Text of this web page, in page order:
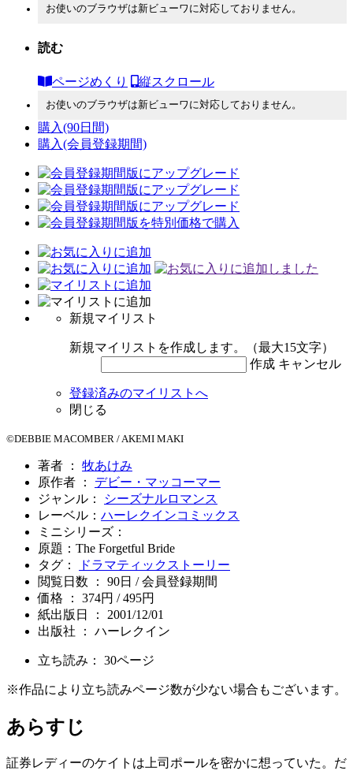
お使いのブラウザは新ビューワに対応しておりません。
読む
ページめくり 縦スクロール
お使いのブラウザは新ビューワに対応しておりません。
購入(90日間)
購入(会員登録期間)
新規マイリスト
新規マイリストを作成します。（最大15文字）
作成 キャンセル
登録済みのマイリストへ
閉じる
©DEBBIE MACOMBER / AKEMI MAKI
著者 ： 牧あけみ
原作者 ： デビー・マッコーマー
ジャンル：
シーズナルロマンス
レーベル： ハーレクインコミックス
ミニシリーズ：
原題：The Forgetful Bride
タグ：
ドラマティックストーリー
閲覧日数 ： 90日 / 会員登録期間
価格 ： 374円 / 495円
紙出版日 ： 2001/12/01
出版社 ： ハーレクイン
立ち読み： 30ページ
※作品により立ち読みページ数が少ない場合もございます。
あらすじ
証券レディーのケイトは上司ポールを密かに想っていた。だ